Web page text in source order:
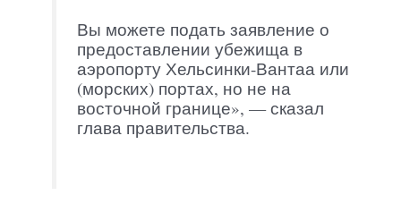
Вы можете подать заявление о
предоставлении убежища в
аэропорту Хельсинки-Вантаа или
(морских) портах, но не на
восточной границе», — сказал
глава правительства.